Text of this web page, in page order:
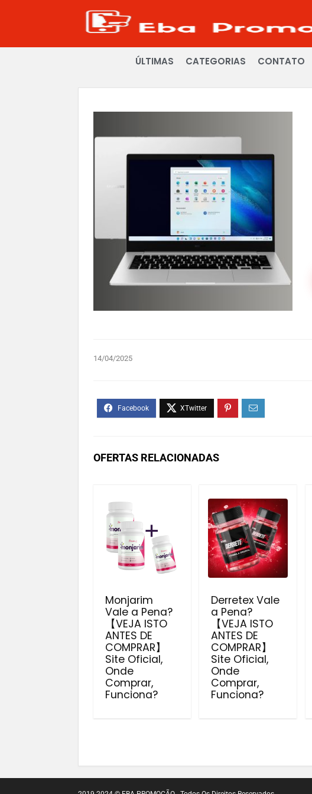
ÚLTIMAS CATEGORIAS CONTATO
14/04/2025
OFERTAS RELACIONADAS
Monjarim
Vale a Pena?
【VEJA ISTO
ANTES DE
COMPRAR】
Site Oficial,
Onde
Comprar,
Funciona?
Derretex Vale
a Pena?
【VEJA ISTO
ANTES DE
COMPRAR】
Site Oficial,
Onde
Comprar,
Funciona?